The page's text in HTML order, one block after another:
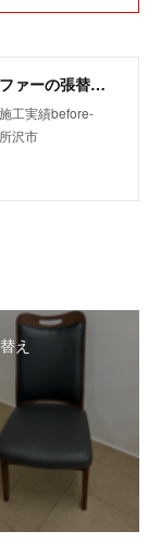
「イマトク工芸」椅子・ソファーの張替えbefore-after
工実績before-
沢市
え